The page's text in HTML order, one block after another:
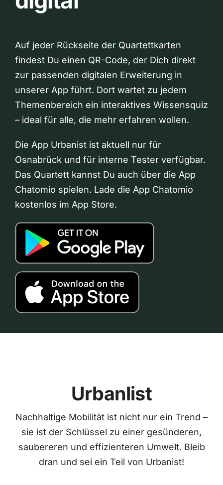
Auf jeder Rückseite der Quartettkarten
findest Du einen QR-Code, der Dich direkt
zur passenden digitalen Erweiterung in
unserer App führt. Dort wartet zu jedem
Themenbereich ein interaktives Wissensquiz
– ideal für alle, die mehr erfahren wollen.
Die App Urbanist ist aktuell nur für
Osnabrück und für interne Tester verfügbar.
Das Quartett kannst Du auch über die App
Chatomio spielen. Lade die App Chatomio
kostenlos im App Store.
Urbanlist
Nachhaltige Mobilität ist nicht nur ein Trend –
sie ist der Schlüssel zu einer gesünderen,
saubereren und effizienteren Umwelt. Bleib
dran und sei ein Teil von Urbanist!